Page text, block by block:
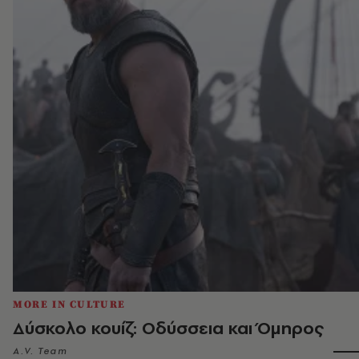
MORE IN CULTURE
Δύσκολο κουίζ: Οδύσσεια και Όμηρος
A.V. Team